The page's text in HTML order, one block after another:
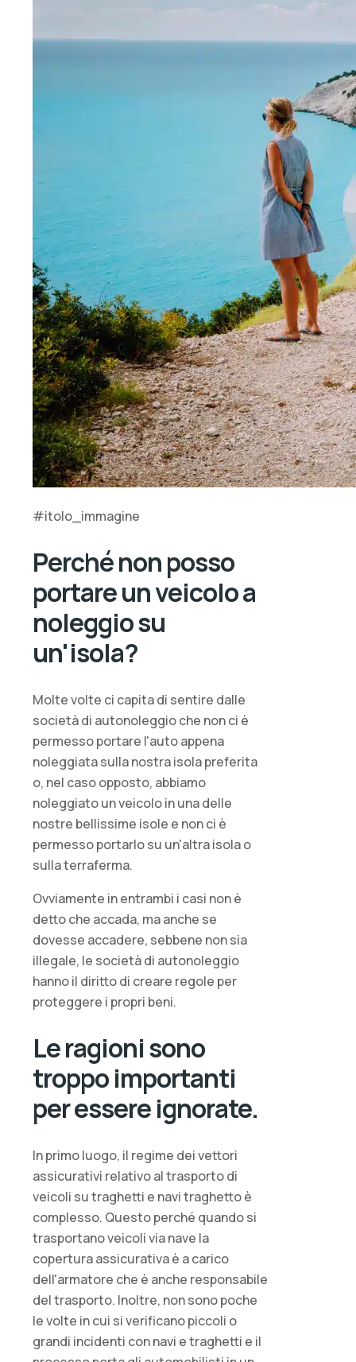
#itolo_immagine
Perché non posso
portare un veicolo a
noleggio su
un'isola?
Molte volte ci capita di sentire dalle
società di autonoleggio che non ci è
permesso portare l'auto appena
noleggiata sulla nostra isola preferita
o, nel caso opposto, abbiamo
noleggiato un veicolo in una delle
nostre bellissime isole e non ci è
permesso portarlo su un'altra isola o
sulla terraferma.
Ovviamente in entrambi i casi non è
detto che accada, ma anche se
dovesse accadere, sebbene non sia
illegale, le società di autonoleggio
hanno il diritto di creare regole per
proteggere i propri beni.
Le ragioni sono
troppo importanti
per essere ignorate.
In primo luogo, il regime dei vettori
assicurativi relativo al trasporto di
veicoli su traghetti e navi traghetto è
complesso. Questo perché quando si
trasportano veicoli via nave la
copertura assicurativa è a carico
dell'armatore che è anche responsabile
del trasporto. Inoltre, non sono poche
le volte in cui si verificano piccoli o
grandi incidenti con navi e traghetti e il